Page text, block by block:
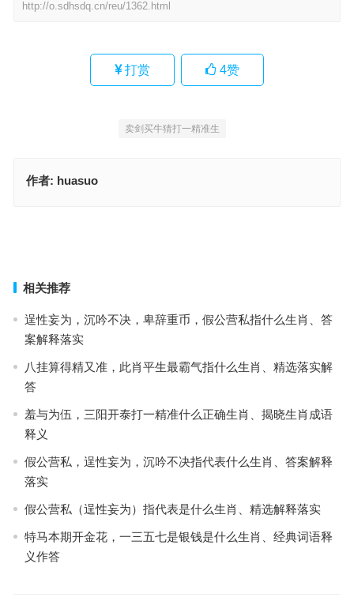
http://o.sdhsdq.cn/reu/1362.html
打赏 4赞
卖剑买牛猜打一精准生
作者: huasuo
相关推荐
逞性妄为，沉吟不决，卑辞重币，假公营私指什么生肖、答
案解释落实
八挂算得精又准，此肖平生最霸气指什么生肖、精选落实解
答
羞与为伍，三阳开泰打一精准什么正确生肖、揭晓生肖成语
释义
假公营私，逞性妄为，沉吟不决指代表什么生肖、答案解释
落实
假公营私（逞性妄为）指代表是什么生肖、精选解释落实
特马本期开金花，一三五七是银钱是什么生肖、经典词语释
义作答